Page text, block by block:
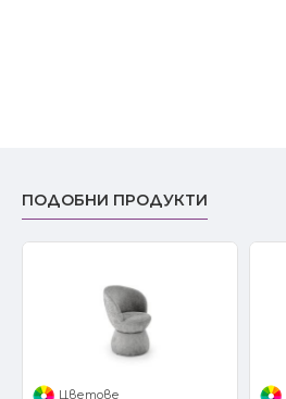
ПОДОБНИ ПРОДУКТИ
Цветове